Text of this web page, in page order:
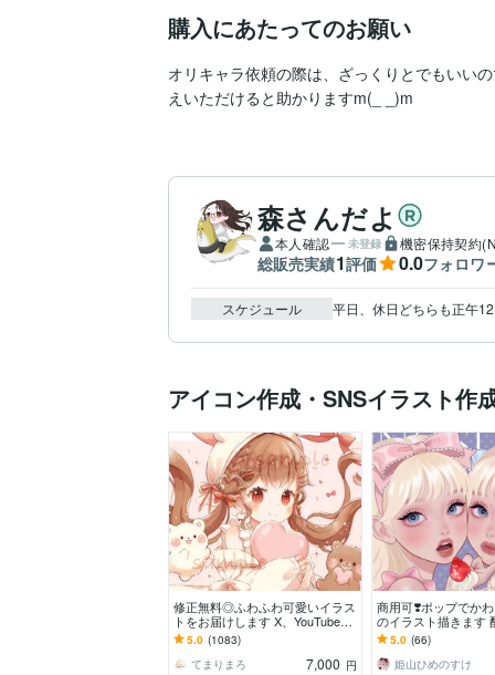
購入にあたってのお願い
オリキャラ依頼の際は、ざっくりとでもいい
えいただけると助かりますm(_ _)m
森さんだよ
本人確認 未登録 機密保持契約
総販売実績1評価 0.0フォロワ
スケジュール 平日、休日どちらも正午
アイコン作成・SNSイラスト作
修正無料◎ふわふわ可愛いイラス
トをお届けします X、YouTube、
グッズなど様々な用途で使用可能
です◎
5.0 (1083)
てまりまろ
7,000 円
商用可❣️ポップでか
のイラスト描きます
アイコン／ヘッダー
ッズ／プレゼントに
5.0 (66)
姫山ひめのすけ